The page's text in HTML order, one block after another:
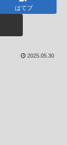
はてブ
2025.05.30